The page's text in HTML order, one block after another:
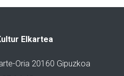
Elkartea
Oria 20160 Gipuzkoa